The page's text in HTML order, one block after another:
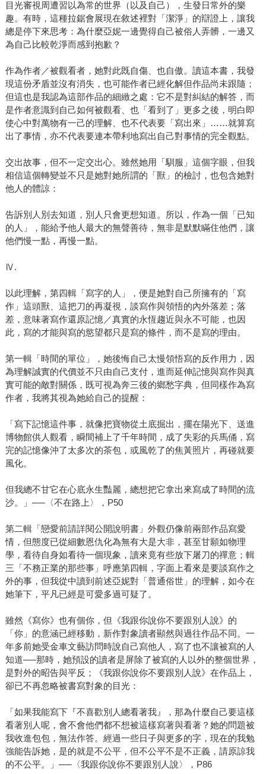
目光審視周遭習以為常的世界（以及自己），生發日常外的樂
趣。有時，這種拉鋸會展現在敘述裡對「潔淨」的辯證上，讓我
總是停下來思考：為什麼亞妮一邊覺得自己被俗人弄髒，一邊又
為自己比較乾淨而感到抱歉？
作為作者／被觀看者，她對此既自傷、也自傲。讀這本書，我發
現這份矛盾並沒有消失，也可能作者已經化解但作品尚未跟隨；
但這也是我認為這部作品的細緻之處：它不是對糾結的解答，而
是作者意識到自己如何被觀看、也「看到了」更多之後，明白即
使心中對萬物有一己的理解、也不代表要「寫出來」……就算寫
出了事情，亦不代表要連本帶利地寫出自己對事情的完全觀點。
交出故事，但不一定交出心。雖然她用「馴服」這個字眼，但我
相信這個轉變並不只是她對她所謂的「獸」的檢討，也包含她對
他人的體諒：
告訴別人別去知道，別人只會更想知道。所以，作為一個「已知
的人」，能給予他人最大的無聲善待，無非是默默瞞住他們，讓
他們慢一點，再慢一點。
Ⅳ.
以此理解，第四輯「寫字的人」，便是她對自己所擁有的「寫
作」這頭獸、這把刀的再凝視，談寫作與領悟的內外落差；落
差，意味著寫作還原記憶／真實的永恆趨近與永不可能，也因
此，寫的才能與寫的慾望都只是寫的條件，而不是寫的理由。
第一輯「時間的單位」，她後悔自己太慢領悟寫的反作用力，因
為理解誠實的代價並不只由自己支付，進而延伸記憶與寫作與真
實可能的敵對關係，既可視為奔三後的鄉愁字典，但同樣作為寫
作者，我將其視為她給自己的提醒：
「寫下記憶這件事，就像把寶物從土底掘出，擺在陽光下、送進
博物館供人觀看，瞬間補上了千年時間，成了失彩的兵馬俑，寫
完的記憶像沖了太多次的茶包，或風乾了的焦黃照片，再碰就要
風化。
但我總不甘它在心底永生豔麗，總想把它拿出來寫成了時間的流
沙。」──〈不在路上〉，P50
第二輯「戀愛前請詳閱公開說明書」外觀仍像前兩部作品寫愛
情，但態度已從細數恩仇化為無有大是大非，甚至甘願如物理
學，看待自身如看待一個現象，讀來竟有些放下屠刀的禪意；輯
三「不務正業的那些事」呼應第四輯，字面上看來是要談寫作之
外的事，但我從中讀到前述亞妮對「普通俗世」的理解，如今在
她筆下，平凡已經是可愛多過可疑了。
雖然《寫你》也有個你，但《我跟你說你不要跟別人說》的
「你」的意涵已經移動，新作對象讀者顯然與過往作品不同。一
年多前她受金車文藝訪問時說自己寫他人，寫了也不讓被寫的人
知道──那時，她預設的讀者是屏除了被寫的人以外的整個世界，
是對外的昭告與平反；《我跟你說你不要跟別人說》在作品上，
卻已不再忽略被書寫對象的目光：
「如果我能寫下『不喜歡別人總看著我』，那為什麼自己要這樣
看著別人呢，會不會他們都不想被這樣寫著與看著？她的問題被
我收進包包，無法作答。經過一些日子與更多的字，現在的我勉
強能告訴她，是的就是不公平，但不公平不是不正義，請原諒我
的不公平。」──〈我跟你說你不要跟別人說〉，P86